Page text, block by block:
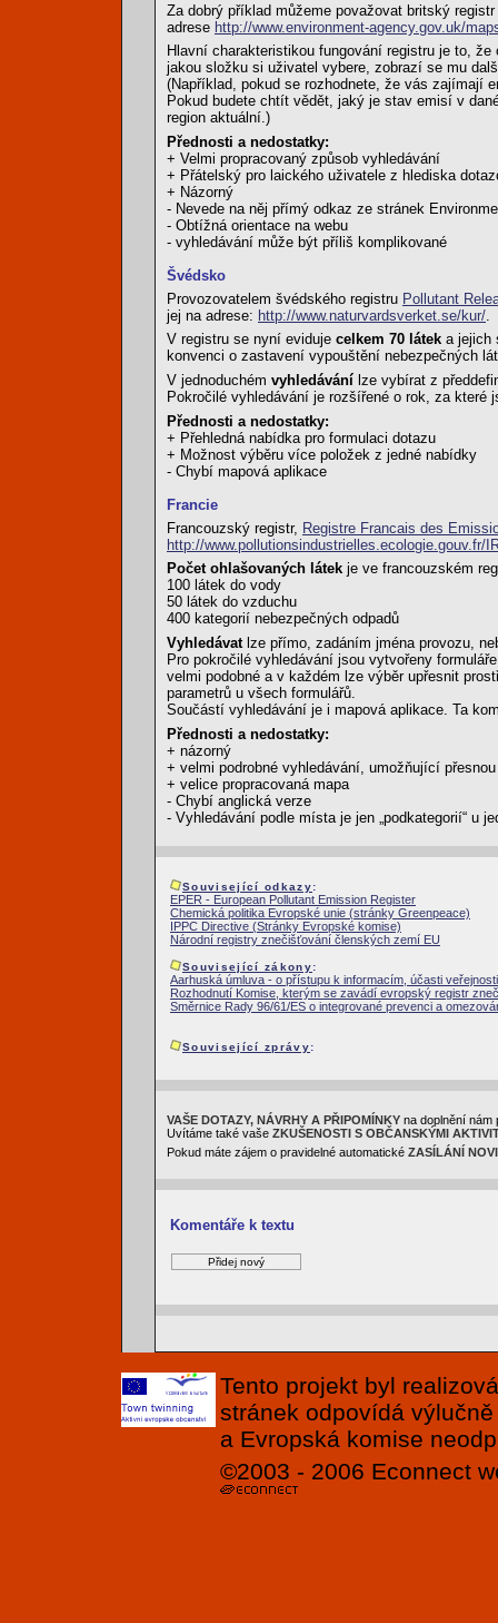
Za dobrý příklad můžeme považovat britský registr
adrese http://www.environment-agency.gov.uk/
Hlavní charakteristikou fungování registru je to,
jakou složku si uživatel vybere, zobrazí se mu
(Například, pokud se rozhodnete, že vás zajímají
Pokud budete chtít vědět, jaký je stav emisí v
region aktuální.)
Přednosti a nedostatky:
+ Velmi propracovaný způsob vyhledávání
+ Přátelský pro laického uživatele z hlediska
+ Názorný
- Nevede na něj přímý odkaz ze stránek
- Obtížná orientace na webu
- vyhledávání může být příliš komplikované
Švédsko
Provozovatelem švédského registru Pollutant
jej na adrese: http://www.naturvardsverket.se/kur/
V registru se nyní eviduje celkem 70 látek a jejich
konvenci o zastavení vypouštění nebezpečných
V jednoduchém vyhledávání lze vybírat z
Pokročilé vyhledávání je rozšířené o rok, za
Přednosti a nedostatky:
+ Přehledná nabídka pro formulaci dotazu
+ Možnost výběru více položek z jedné nabídky
- Chybí mapová aplikace
Francie
Francouzský registr, Registre Francais des
http://www.pollutionsindustrielles.ecologie.gouv.fr/
Počet ohlašovaných látek je ve francouzském
100 látek do vody
50 látek do vzduchu
400 kategorií nebezpečných odpadů
Vyhledávat lze přímo, zadáním jména provozu,
Pro pokročilé vyhledávání jsou vytvořeny
velmi podobné a v každém lze výběr upřesnit
parametrů u všech formulářů.
Součástí vyhledávání je i mapová aplikace. Ta
Přednosti a nedostatky:
+ názorný
+ velmi podrobné vyhledávání, umožňující
+ velice propracovaná mapa
- Chybí anglická verze
- Vyhledávání podle místa je jen „podkategorií“ u
Související odkazy:
EPER - European Pollutant Emission Register
Chemická politika Evropské unie (stránky Greenpeace)
IPPC Directive (Stránky Evropské komise)
Národní registry znečišťování členských zemí EU
Související zákony:
Aarhuská úmluva - o přístupu k informacím, účasti
Rozhodnutí Komise, kterým se zavádí evropský registr
Směrnice Rady 96/61/ES o integrované prevenci a
Související zprávy:
VAŠE DOTAZY, NÁVRHY A PŘIPOMÍNKY na doplnění
Uvítáme také vaše ZKUŠENOSTI S OBČANSKÝMI
Pokud máte zájem o pravidelné automatické ZASÍLÁNÍ
Komentáře k textu
Tento projekt byl
stránek odpovídá
a Evropská komise
©2003 - 2006 Econnect